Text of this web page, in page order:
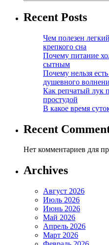
Recent Posts
Чем полезен
крепкого сна
Почему питание
сытным
Почему нельзя
душевного
Как репчатый лук
простудой
В какое время
Recent
Нет комментариев для
Archives
Август 2026
Июль 2026
Июнь 2026
Май 2026
Апрель 2026
Март 2026